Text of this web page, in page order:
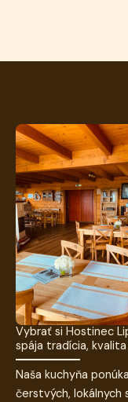
Vybrať si Hostinec
spája tradícia,
Naša kuchyňa
čerstvých, lokálnych